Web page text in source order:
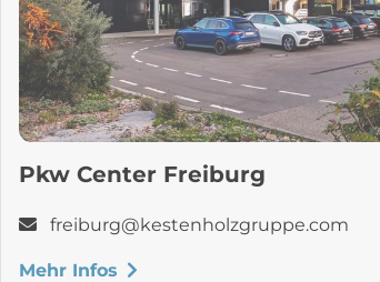
Pkw Center Freiburg
freiburg@kestenholzgruppe.com
Mehr Infos